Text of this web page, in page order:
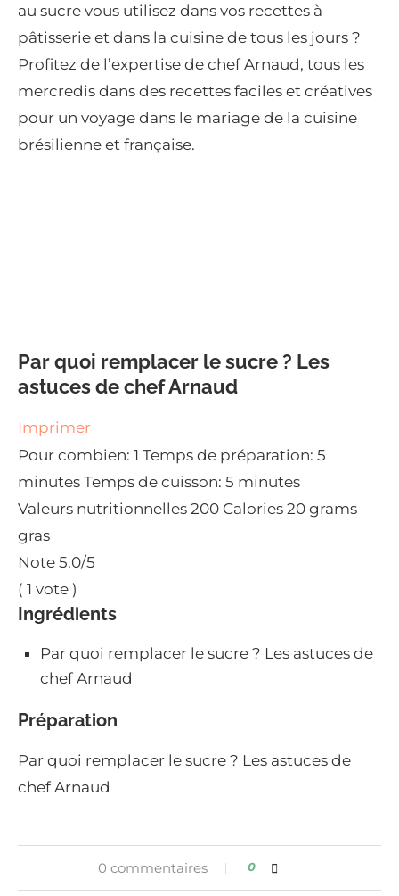
au sucre vous utilisez dans vos recettes à
pâtisserie et dans la cuisine de tous les jours ?
Profitez de l’expertise de chef Arnaud, tous les
mercredis dans des recettes faciles et créatives
pour un voyage dans le mariage de la cuisine
brésilienne et française.
Par quoi remplacer le sucre ? Les
astuces de chef Arnaud
Imprimer
Pour combien: 1 Temps de préparation: 5
minutes Temps de cuisson: 5 minutes
Valeurs nutritionnelles 200 Calories 20 grams
gras
Note 5.0/5
( 1 vote )
Ingrédients
Par quoi remplacer le sucre ? Les astuces de
chef Arnaud
Préparation
Par quoi remplacer le sucre ? Les astuces de
chef Arnaud
0 commentaires 0